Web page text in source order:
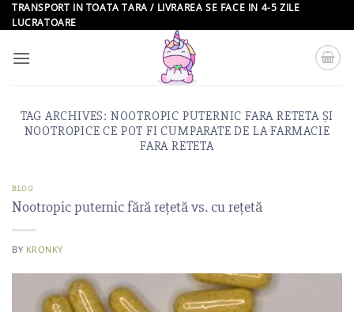
Skip
to
TRANSPORT IN TOATA TARA / LIVRAREA SE FACE IN 4-5 ZILE
LUCRATOARE
TAG ARCHIVES: NOOTROPIC PUTERNIC FARA RETETA ȘI
NOOTROPICE CE POT FI CUMPARATE DE LA FARMACIE
FARA RETETA
BLOG
Nootropic puternic fără rețetă vs. cu rețetă
BY KRONKY